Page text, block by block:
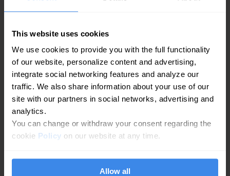
This website uses cookies
We use cookies to provide you with the full functionality
of our website, personalize content and advertising,
integrate social networking features and analyze our
traffic. We also share information about your use of our
site with our partners in social networks, advertising and
analytics.
You can change or withdraw your consent regarding the
cookie Policy on our website at any time.
Allow all
se sincronizează automat cu datele afacerii tale. Hosting pe
propriul tău domeniu sau pe cel al Getpin. Ideal pentru SEO local
și pentru ca clienții să te descopere pe Google.
Getpin oferă rezultate
măsurabile pentru afaceri